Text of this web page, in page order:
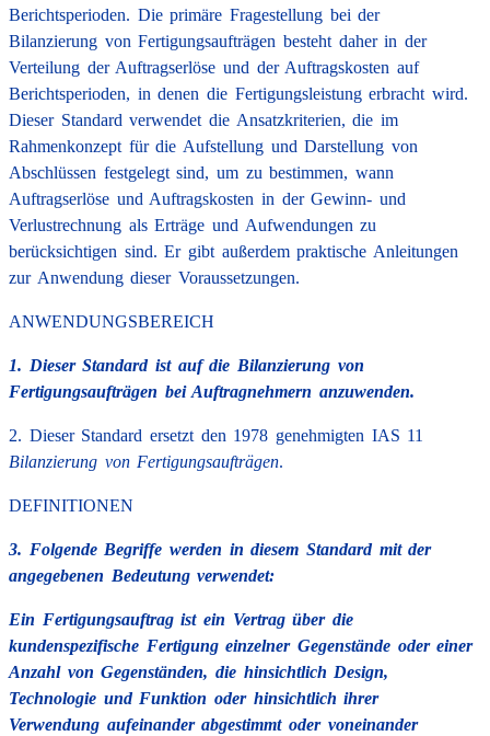
Berichtsperioden. Die primäre Fragestellung bei der
Bilanzierung von Fertigungsaufträgen besteht daher in der
Verteilung der Auftragserlöse und der Auftragskosten auf
Berichtsperioden, in denen die Fertigungsleistung erbracht wird.
Dieser Standard verwendet die Ansatzkriterien, die im
Rahmenkonzept für die Aufstellung und Darstellung von
Abschlüssen festgelegt sind, um zu bestimmen, wann
Auftragserlöse und Auftragskosten in der Gewinn- und
Verlustrechnung als Erträge und Aufwendungen zu
berücksichtigen sind. Er gibt außerdem praktische Anleitungen
zur Anwendung dieser Voraussetzungen.
ANWENDUNGSBEREICH
1. Dieser Standard ist auf die Bilanzierung von
Fertigungsaufträgen bei Auftragnehmern anzuwenden.
2. Dieser Standard ersetzt den 1978 genehmigten IAS 11
Bilanzierung von Fertigungsaufträgen.
DEFINITIONEN
3. Folgende Begriffe werden in diesem Standard mit der
angegebenen Bedeutung verwendet:
Ein Fertigungsauftrag ist ein Vertrag über die
kundenspezifische Fertigung einzelner Gegenstände oder einer
Anzahl von Gegenständen, die hinsichtlich Design,
Technologie und Funktion oder hinsichtlich ihrer
Verwendung aufeinander abgestimmt oder voneinander